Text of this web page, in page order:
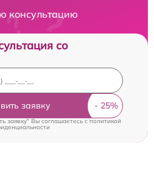
консультацию
со
заявку
заявку" Вы соглашаетесь c политикой